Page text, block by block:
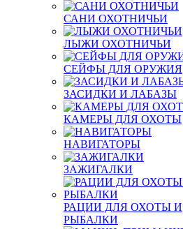
САНИ ОХОТНИЧЬИ
ЛЫЖИ ОХОТНИЧЬИ
СЕЙФЫ ДЛЯ ОРУЖИЯ
ЗАСИДКИ И ЛАБАЗЫ
КАМЕРЫ ДЛЯ ОХОТЫ
НАВИГАТОРЫ
ЗАЖИГАЛКИ
РАЦИИ ДЛЯ ОХОТЫ И
РЫБАЛКИ